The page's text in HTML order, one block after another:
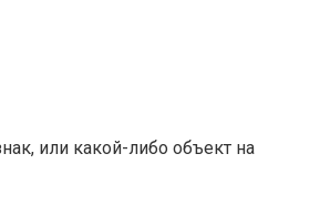
или какой-либо объект на